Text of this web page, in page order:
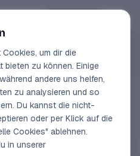
um dir die
bieten zu können. Einige
andere uns helfen,
zu analysieren und so
Du kannst die nicht-
oder per Klick auf die
Cookies" ablehnen.
in unserer